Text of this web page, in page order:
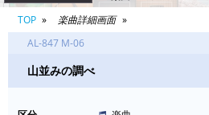
TOP
楽曲詳細画面
AL-847 M-06
山並みの調べ